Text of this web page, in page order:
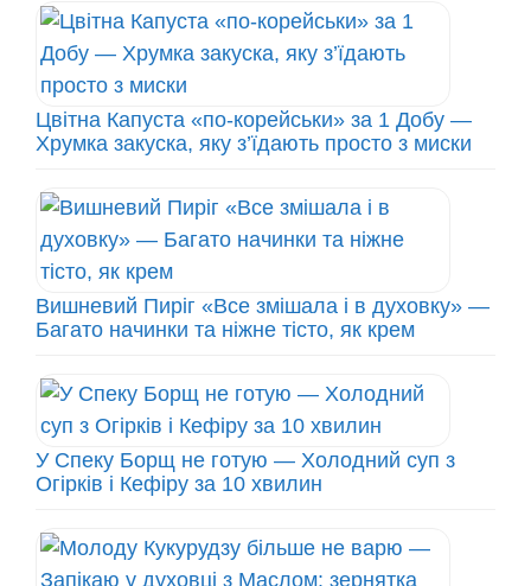
Цвітна Капуста «по-корейськи» за 1 Добу —
Хрумка закуска, яку з’їдають просто з миски
Вишневий Пиріг «Все змішала і в духовку» —
Багато начинки та ніжне тісто, як крем
У Спеку Борщ не готую — Холодний суп з
Огірків і Кефіру за 10 хвилин